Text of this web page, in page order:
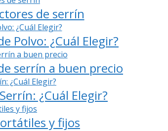
de serrín
Polvo: ¿Cuál Elegir?
serrín a buen precio
¿Cuál Elegir?
y fijos